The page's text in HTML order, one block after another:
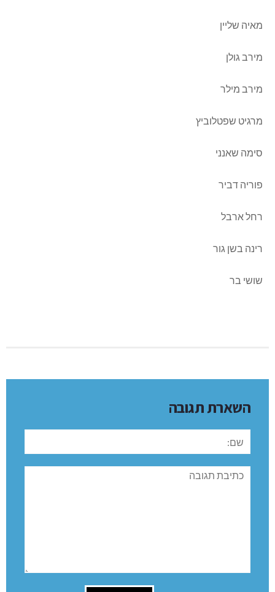
מאיה שליין
מירב גולן
מירב מילר
מרגיט שפטלוביץ
סימה שאנני
פוריה דביר
רחל ארבל
רינה בשן גור
שושי בר
השארת תגובה
תגובה